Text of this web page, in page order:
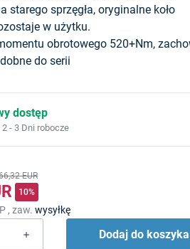
starego sprzęgła, oryginalne koło
w użytku.
obrotowego 520+Nm,
do serii
dostęp
2 - 3 Dni robocze
EUR
10%
, zaw.wysyłkę
Dodaj do koszyka